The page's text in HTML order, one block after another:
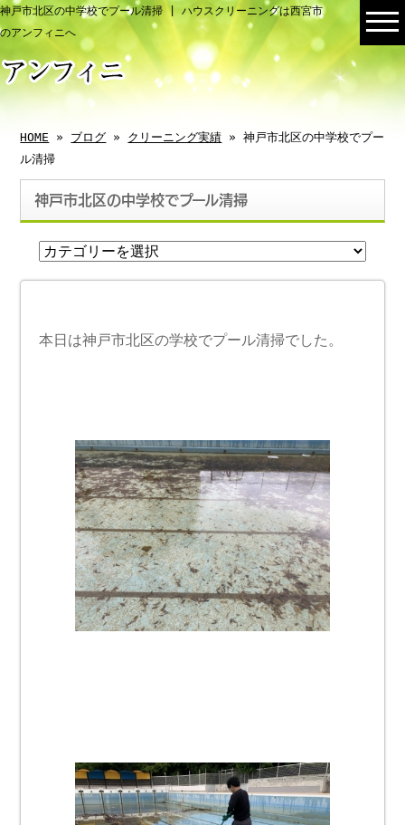
神戸市北区の中学校でプール清掃 | ハウスクリーニングは西宮市
のアンフィニへ
HOME » ブログ » クリーニング実績 » 神戸市北区の中学校でプー
ル清掃
神戸市北区の中学校でプール清掃
本日は神戸市北区の学校でプール清掃でした。